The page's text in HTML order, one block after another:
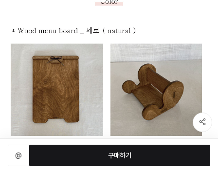
@ 구매하기